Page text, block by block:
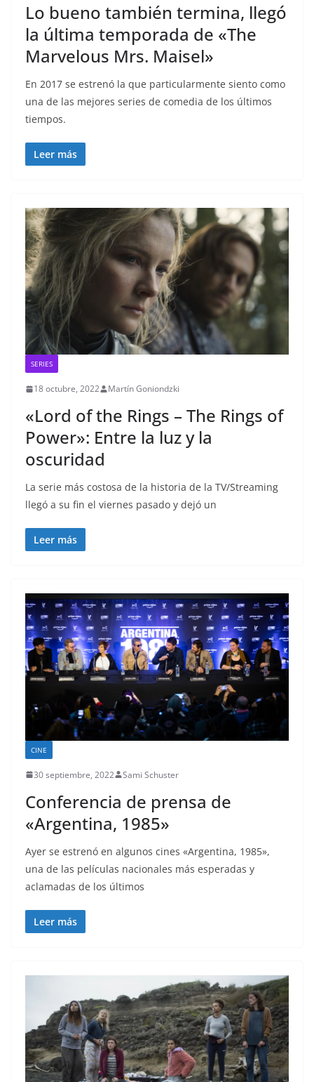
Lo bueno también termina, llegó
la última temporada de «The
Marvelous Mrs. Maisel»
En 2017 se estrenó la que particularmente siento como
una de las mejores series de comedia de los últimos
tiempos.
Leer más
SERIES
18 octubre, 2022 Martín Goniondzki
«Lord of the Rings – The Rings of
Power»: Entre la luz y la
oscuridad
La serie más costosa de la historia de la TV/Streaming
llegó a su fin el viernes pasado y dejó un
Leer más
CINE
30 septiembre, 2022 Sami Schuster
Conferencia de prensa de
«Argentina, 1985»
Ayer se estrenó en algunos cines «Argentina, 1985»,
una de las películas nacionales más esperadas y
aclamadas de los últimos
Leer más